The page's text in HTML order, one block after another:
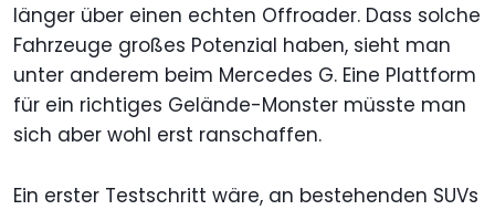
länger über einen echten Offroader. Dass solche
Fahrzeuge großes Potenzial haben, sieht man
unter anderem beim Mercedes G. Eine Plattform
für ein richtiges Gelände-Monster müsste man
sich aber wohl erst ranschaffen.
Ein erster Testschritt wäre, an bestehenden SUVs